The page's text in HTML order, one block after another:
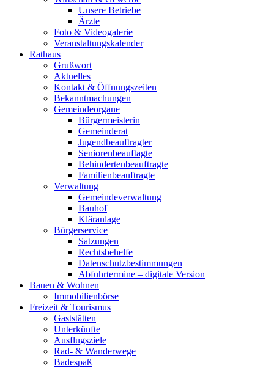
Unsere Betriebe
Ärzte
Foto & Videogalerie
Veranstaltungskalender
Rathaus
Grußwort
Aktuelles
Kontakt & Öffnungszeiten
Bekanntmachungen
Gemeindeorgane
Bürgermeisterin
Gemeinderat
Jugendbeauftragter
Seniorenbeauftagte
Behindertenbeauftragte
Familienbeauftragte
Verwaltung
Gemeindeverwaltung
Bauhof
Kläranlage
Bürgerservice
Satzungen
Rechtsbehelfe
Datenschutzbestimmungen
Abfuhrtermine – digitale Version
Bauen & Wohnen
Immobilienbörse
Freizeit & Tourismus
Gaststätten
Unterkünfte
Ausflugsziele
Rad- & Wanderwege
Badespaß